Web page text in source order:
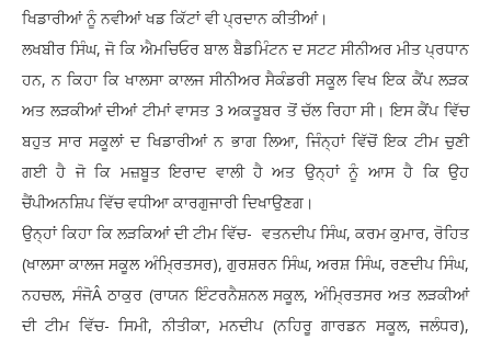
ਖਿਡਾਰੀਆਂ ਨੂੰ ਨਵੀਆਂ ਖਡ ਕਿੱਟਾਂ ਵੀ ਪ੍ਰਦਾਨ ਕੀਤੀਆਂ।
ਲਖਬੀਰ ਸਿੰਘ, ਜੋ ਕਿ ਐਮਚਿਓਰ ਬਾਲ ਬੈਡਮਿੰਟਨ ਦ ਸਟਟ ਸੀਨੀਅਰ ਮੀਤ ਪ੍ਰਧਾਨ
ਹਨ, ਨ ਕਿਹਾ ਕਿ ਖਾਲਸਾ ਕਾਲਜ ਸੀਨੀਅਰ ਸੈਕੰਡਰੀ ਸਕੂਲ ਵਿਖ ਇਕ ਕੈਂਪ ਲੜਕ
ਅਤ ਲੜਕੀਆਂ ਦੀਆਂ ਟੀਮਾਂ ਵਾਸਤ 3 ਅਕਤੂਬਰ ਤੋਂ ਚੱਲ ਰਿਹਾ ਸੀ। ਇਸ ਕੈਂਪ ਵਿੱਚ
ਬਹੁਤ ਸਾਰ ਸਕੂਲਾਂ ਦ ਖਿਡਾਰੀਆਂ ਨ ਭਾਗ ਲਿਆ, ਜਿੰਨ੍ਹਾਂ ਵਿੱਚੋਂ ਇਕ ਟੀਮ ਚੁਣੀ
ਗਈ ਹੈ ਜੋ ਕਿ ਮਜ਼ਬੂਤ ਇਰਾਦ ਵਾਲੀ ਹੈ ਅਤ ਉਨ੍ਹਾਂ ਨੂੰ ਆਸ ਹੈ ਕਿ ਉਹ
ਚੈਂਪੀਅਨਸ਼ਿਪ ਵਿੱਚ ਵਧੀਆ ਕਾਰਗੁਜਾਰੀ ਦਿਖਾਉਣਗ।
ਉਨ੍ਹਾਂ ਕਿਹਾ ਕਿ ਲੜਕਿਆਂ ਦੀ ਟੀਮ ਵਿੱਚ- ਵਤਨਦੀਪ ਸਿੰਘ, ਕਰਮ ਕੁਮਾਰ, ਰੋਹਿਤ
(ਖਾਲਸਾ ਕਾਲਜ ਸਕੂਲ ਅੰਮ੍ਰਿਤਸਰ), ਗੁਰਸ਼ਰਨ ਸਿੰਘ, ਅਰਸ਼ ਸਿੰਘ, ਰਣਦੀਪ ਸਿੰਘ,
ਨਹਚਲ, ਸੰਜੋÂ ਠਾਕੁਰ (ਰਾਯਨ ਇੰਟਰਨੈਸ਼ਨਲ ਸਕੂਲ, ਅੰਮ੍ਰਿਤਸਰ ਅਤ ਲੜਕੀਆਂ
ਦੀ ਟੀਮ ਵਿੱਚ- ਸਿਮੀ, ਨੀਤੀਕਾ, ਮਨਦੀਪ (ਨਹਿਰੂ ਗਾਰਡਨ ਸਕੂਲ, ਜਲੰਧਰ),